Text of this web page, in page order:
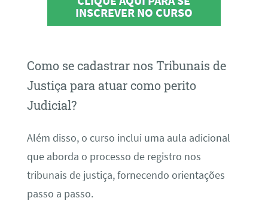
INSCREVER NO CURSO
Como se cadastrar nos Tribunais de
Justiça para atuar como perito
Judicial?
Além disso, o curso inclui uma aula adicional
que aborda o processo de registro nos
tribunais de justiça, fornecendo orientações
passo a passo.